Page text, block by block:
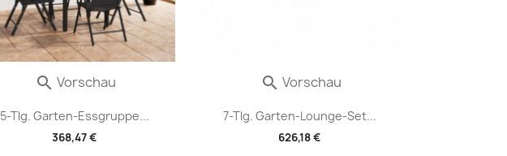
5-Tlg. Garten-Essgruppe...
368,47 €
 Vorschau
7-Tlg. Garten-Lounge-Set...
626,18 €
 Vorschau